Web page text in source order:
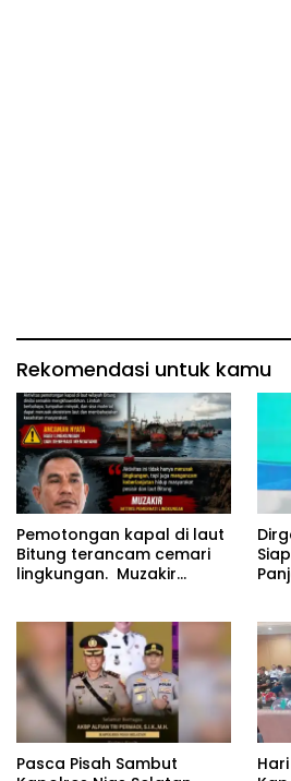
Rekomendasi untuk kamu
Pemotongan kapal di laut
Bitung terancam cemari
lingkungan. Muzakir
Pasca Pisah Sambut